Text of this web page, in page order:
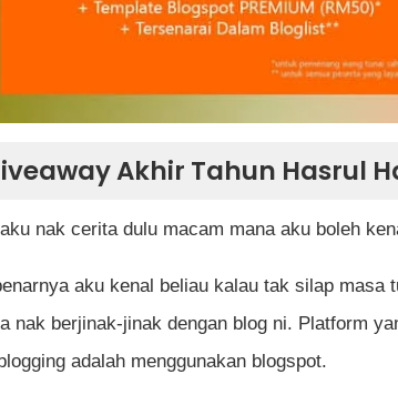
Akhir Tahun Hasrul
nak cerita dulu macam mana aku boleh
aku kenal beliau kalau tak silap masa
nak berjinak-jinak dengan blog ni. Platform
adalah menggunakan blogspot.